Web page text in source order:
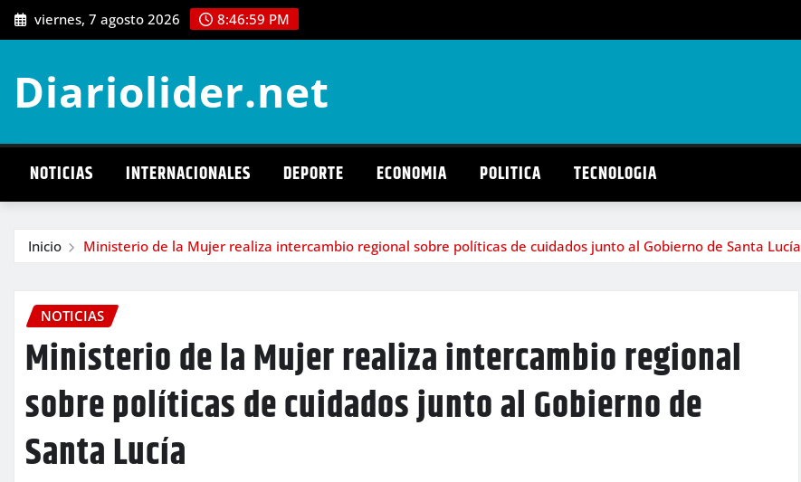
Saltar
al
viernes, 7 agosto 2026 8:47:00 PM
Diariolider.net
NOTICIAS INTERNACIONALES DEPORTE ECONOMIA POLITICA TECNOLOGIA
Inicio Ministerio de la Mujer realiza intercambio regional sobre políticas de cuidados junto al Gobierno de Santa Lucía
NOTICIAS
Ministerio de la Mujer realiza intercambio regional
sobre políticas de cuidados junto al Gobierno de
Santa Lucía